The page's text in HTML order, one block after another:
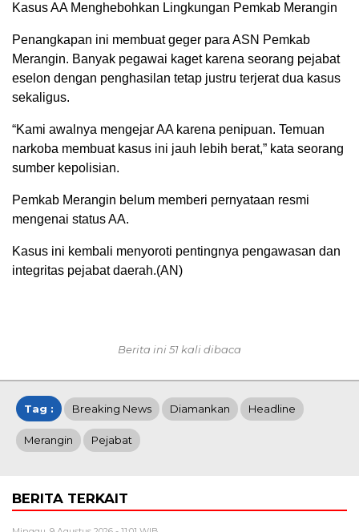
Kasus AA Menghebohkan Lingkungan Pemkab Merangin
Penangkapan ini membuat geger para ASN Pemkab
Merangin. Banyak pegawai kaget karena seorang pejabat
eselon dengan penghasilan tetap justru terjerat dua kasus
sekaligus.
“Kami awalnya mengejar AA karena penipuan. Temuan
narkoba membuat kasus ini jauh lebih berat,” kata seorang
sumber kepolisian.
Pemkab Merangin belum memberi pernyataan resmi
mengenai status AA.
Kasus ini kembali menyoroti pentingnya pengawasan dan
integritas pejabat daerah.(AN)
Berita ini 51 kali dibaca
Tag : Breaking News Diamankan Headline
Merangin Pejabat
BERITA TERKAIT